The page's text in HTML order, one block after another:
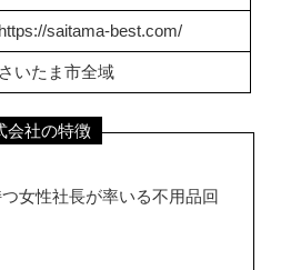
https://saitama-best.com/
さいたま市全域
会社の特徴
女性社長が率いる不用品回